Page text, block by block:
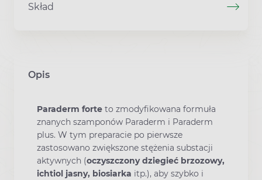
Skład
Opis
Paraderm forte to zmodyfikowana formuła
znanych szamponów Paraderm i Paraderm
plus. W tym preparacie po pierwsze
zastosowano zwiększone stężenia substacji
aktywnych (oczyszczony dziegieć brzozowy,
ichtiol jasny, biosiarka itp.), aby szybko i